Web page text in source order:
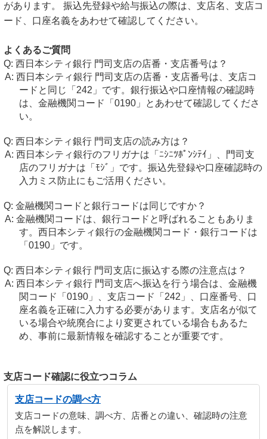
があります。 振込先登録や給与振込の際は、支店名、支店コ
ード、口座名義をあわせて確認してください。
よくあるご質問
西日本シティ銀行 門司支店の店番・支店番号は？
西日本シティ銀行 門司支店の店番・支店番号は、支店コ
ードと同じ「242」です。銀行振込や口座情報の確認時
は、金融機関コード「0190」とあわせて確認してくださ
い。
西日本シティ銀行 門司支店の読み方は？
西日本シティ銀行のフリガナは「ﾆｼﾆﾂﾎﾟﾝｼﾃｲ」、門司支
店のフリガナは「ﾓｼﾞ」です。振込先登録や口座確認時の
入力ミス防止にもご活用ください。
金融機関コードと銀行コードは同じですか？
金融機関コードは、銀行コードと呼ばれることもありま
す。西日本シティ銀行の金融機関コード・銀行コードは
「0190」です。
西日本シティ銀行 門司支店に振込する際の注意点は？
西日本シティ銀行 門司支店へ振込を行う場合は、金融機
関コード「0190」、支店コード「242」、口座番号、口
座名義を正確に入力する必要があります。支店名が似て
いる場合や統廃合により変更されている場合もあるた
め、事前に最新情報を確認することが重要です。
支店コード確認に役立つコラム
支店コードの調べ方
支店コードの意味、調べ方、店番との違い、確認時の注意
点を解説します。